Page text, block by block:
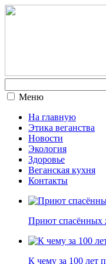
Меню
На главную
Этика веганства
Новости
Экология
Здоровье
Веганская кухня
Контакты
Приют спасённых
К чему за 100 лет